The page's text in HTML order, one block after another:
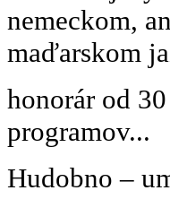
nemeckom,
maďarskom
honorár od
programov...
Hudobno –